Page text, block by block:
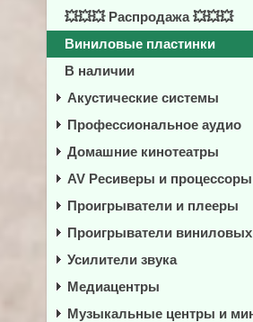
💥💥💥 Распродажа 💥💥💥
Виниловые пластинки
В наличии
Акустические системы
Профессиональное аудио
Домашние кинотеатры
AV Ресиверы и процессоры
Проигрыватели и плееры
Проигрыватели
Усилители звука
Медиацентры
Музыкальные центры и